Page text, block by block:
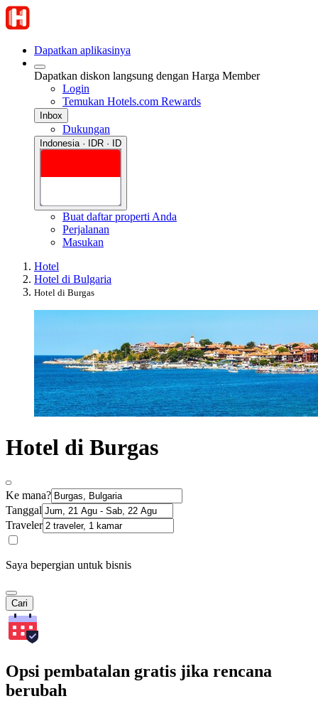
Dapatkan aplikasinya
Dapatkan diskon langsung dengan Harga Member
Login
Temukan Hotels.com Rewards
Inbox
Dukungan
Indonesia · IDR · ID
Buat daftar properti Anda
Perjalanan
Masukan
Hotel
Hotel di Bulgaria
Hotel di Burgas
Hotel di Burgas
Ke mana?
Tanggal
Traveler
Saya bepergian untuk bisnis
Cari
Opsi pembatalan gratis jika rencana
berubah